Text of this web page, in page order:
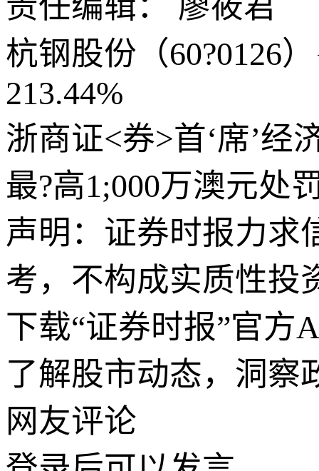
杭钢股份（60?0126
213.44%
浙商证<券>首‘席’
最?高1;000万澳元处
声明：证券时报力求
考，不构成实质性投
下载“证券时报”官方
了解股市动态，洞察
网友评论